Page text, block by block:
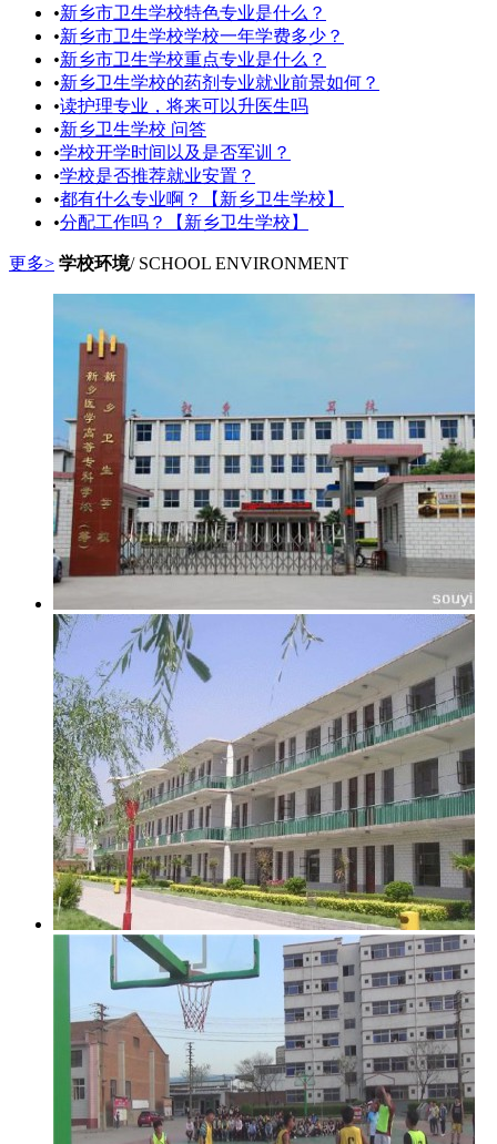
•新乡市卫生学校特色专业是什么？
•新乡市卫生学校学校一年学费多少？
•新乡市卫生学校重点专业是什么？
•新乡卫生学校的药剂专业就业前景如何？
•读护理专业，将来可以升医生吗
•新乡卫生学校 问答
•学校开学时间以及是否军训？
•学校是否推荐就业安置？
•都有什么专业啊？【新乡卫生学校】
•分配工作吗？【新乡卫生学校】
更多> 学校环境/ SCHOOL ENVIRONMENT